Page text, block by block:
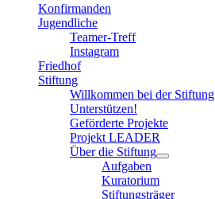
Konfirmanden
Jugendliche
Teamer-Treff
Instagram
Friedhof
Stiftung
Willkommen bei der Stiftung
Unterstützen!
Geförderte Projekte
Projekt LEADER
Über die Stiftung
Aufgaben
Kuratorium
Stiftungsträger